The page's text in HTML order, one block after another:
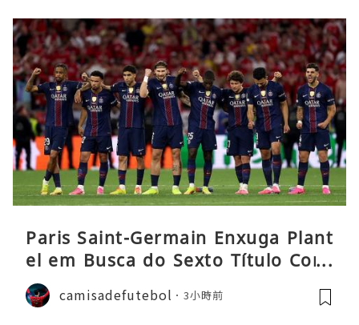
Paris Saint-Germain Enxuga Plant
el em Busca do Sexto Título Cons
ecutivo da Liga
camisadefutebol 3小時前